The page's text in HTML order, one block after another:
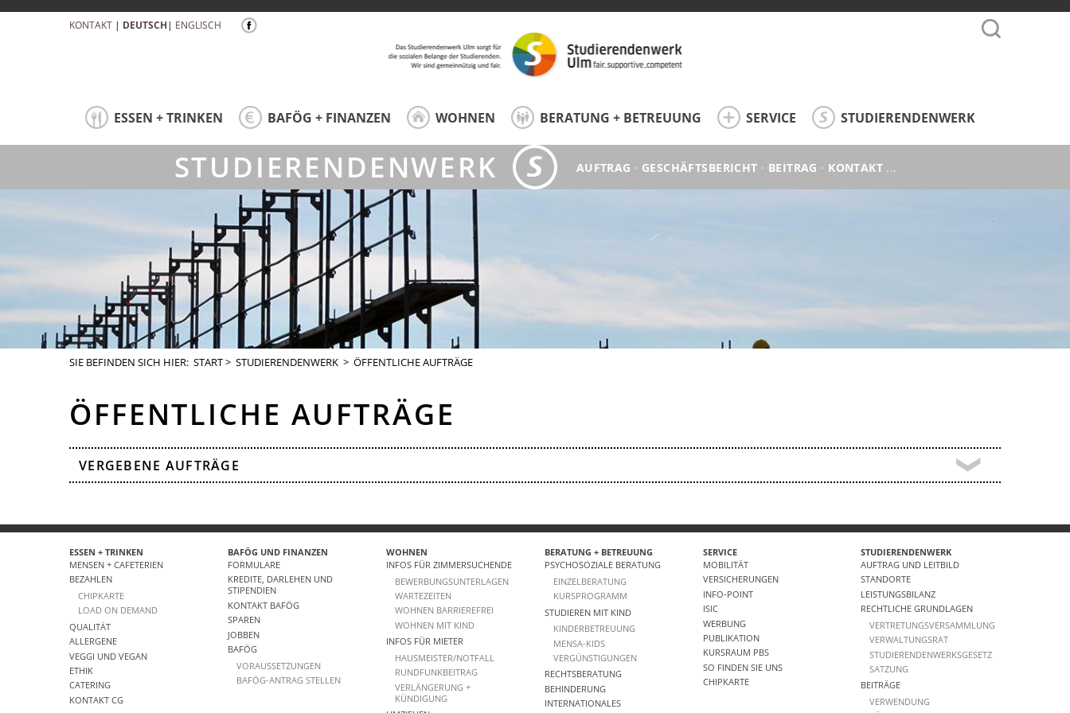
KONTAKT | DEUTSCH| ENGLISCH
ESSEN + TRINKEN BAFÖG + FINANZEN WOHNEN BERATUNG + BETREUUNG SERVICE STUDIERENDENWERK
STUDIERENDENWERK AUFTRAG · GESCHÄFTSBERICHT · BEITRAG · KONTAKT ...
SIE BEFINDEN SICH HIER: START> STUDIERENDENWERK > ÖFFENTLICHE AUFTRÄGE
ÖFFENTLICHE AUFTRÄGE
VERGEBENE AUFTRÄGE
ESSEN + TRINKEN
MENSEN + CAFETERIEN
BEZAHLEN
CHIPKARTE
LOAD ON DEMAND
QUALITÄT
ALLERGENE
VEGGI UND VEGAN
ETHIK
CATERING
KONTAKT CG
BAFÖG UND FINANZEN
FORMULARE
KREDITE, DARLEHEN UND
STIPENDIEN
KONTAKT BAFÖG
SPAREN
JOBBEN
BAFÖG
VORAUSSETZUNGEN
BAFÖG-ANTRAG STELLEN
WOHNEN
INFOS FÜR ZIMMERSUCHENDE
BEWERBUNGSUNTERLAGEN
WARTEZEITEN
WOHNEN BARRIEREFREI
WOHNEN MIT KIND
INFOS FÜR MIETER
HAUSMEISTER/NOTFALL
RUNDFUNKBEITRAG
VERLÄNGERUNG +
KÜNDIGUNG
BERATUNG + BETREUUNG
PSYCHOSOZIALE BERATUNG
EINZELBERATUNG
KURSPROGRAMM
STUDIEREN MIT KIND
KINDERBETREUUNG
MENSA-KIDS
VERGÜNSTIGUNGEN
RECHTSBERATUNG
BEHINDERUNG
INTERNATIONALES
SERVICE
MOBILITÄT
VERSICHERUNGEN
INFO-POINT
ISIC
WERBUNG
PUBLIKATION
KURSRAUM PBS
SO FINDEN SIE UNS
CHIPKARTE
STUDIERENDENWERK
AUFTRAG UND LEITBILD
STANDORTE
LEISTUNGSBILANZ
RECHTLICHE GRUNDLAGEN
VERTRETUNGSVERSAMMLUNG
VERWALTUNGSRAT
STUDIERENDENWERKSGESETZ
SATZUNG
BEITRÄGE
VERWENDUNG